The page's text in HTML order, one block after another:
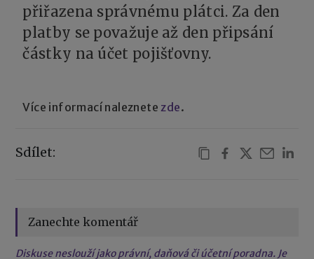
přiřazena správnému plátci. Za den
platby se považuje až den připsání
částky na účet pojišťovny.
Více informací naleznete zde.
Sdílet:
Zanechte komentář
Diskuse neslouží jako právní, daňová či účetní poradna. Je